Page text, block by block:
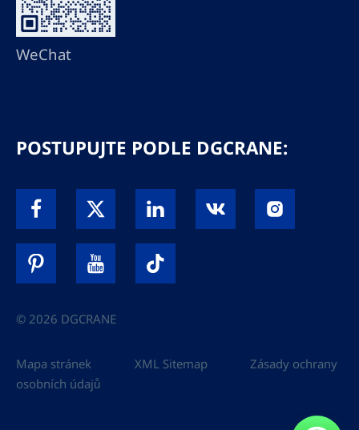
WeChat
POSTUPUJTE PODLE DGCRANE:
© 2026 DGCRANE
Mapa stránek XML Sitemap
Zásady ochrany
osobních údajů